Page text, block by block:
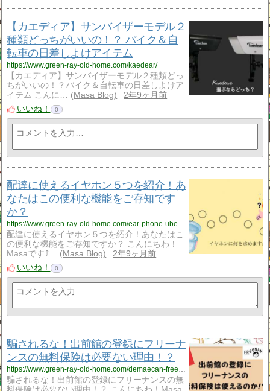
【カエディア】サンバイザーモデル２
種類どっちがいいの！？ バイク＆自
転車の日差しよけアイテム
https://www.green-ray-old-home.com/kaedear/
【カエディア】サンバイザーモデル２種類どっ
ちがいいの！？バイク＆自転車の日差しよけア
イテム こんに…
Masa Blog
2年9ヶ月前
いいね！
0
配達に使えるイヤホン５つを紹介！あ
なたはこの便利な機能をご存知です
か？
https://www.green-ray-old-home.com/ear-phone-uber-eats/
配達に使えるイヤホン５つを紹介！あなたはこ
の便利な機能をご存知ですか？ こんにちわ！
Masaです⤴…
Masa Blog
2年9ヶ月前
いいね！
0
騙されるな！出前館の登録にフリーナ
ンスの無料保険は必要ない理由！？
https://www.green-ray-old-home.com/demaecan-freenance/
騙されるな！出前館の登録にフリーナンスの無